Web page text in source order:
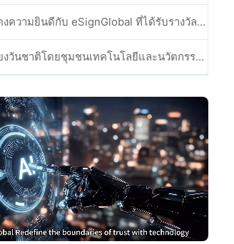
ขอแสดงความยินดีกับ eSignGlobal ที่ได้รับรางวัล CAHK STAR Award 2025
งานเลี้ยงวันชาติโดยชุมชนเทคโนโลยีและนวัตกรรมฮ่องกง